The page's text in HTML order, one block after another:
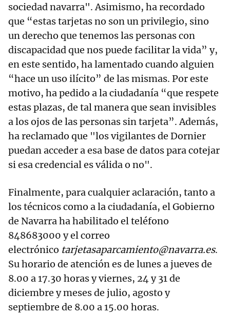
sociedad navarra". Asimismo, ha recordado
que “estas tarjetas no son un privilegio, sino
un derecho que tenemos las personas con
discapacidad que nos puede facilitar la vida” y,
en este sentido, ha lamentado cuando alguien
“hace un uso ilícito” de las mismas. Por este
motivo, ha pedido a la ciudadanía “que respete
estas plazas, de tal manera que sean invisibles
a los ojos de las personas sin tarjeta”. Además,
ha reclamado que "los vigilantes de Dornier
puedan acceder a esa base de datos para cotejar
si esa credencial es válida o no".
Finalmente, para cualquier aclaración, tanto a
los técnicos como a la ciudadanía, el Gobierno
de Navarra ha habilitado el teléfono
848683000 y el correo
electrónico tarjetasaparcamiento@navarra.es.
Su horario de atención es de lunes a jueves de
8.00 a 17.30 horas y viernes, 24 y 31 de
diciembre y meses de julio, agosto y
septiembre de 8.00 a 15.00 horas.